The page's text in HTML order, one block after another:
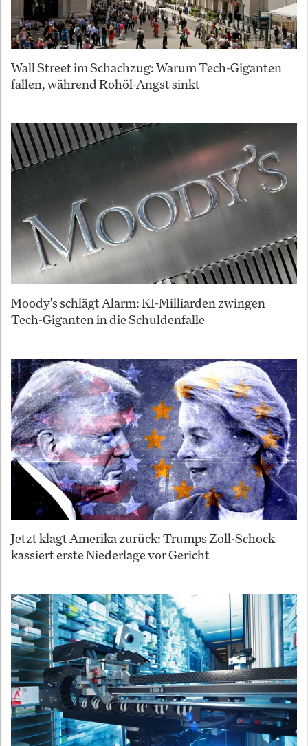
Wall Street im Schachzug: Warum Tech-Giganten
fallen, während Rohöl-Angst sinkt
Moody's schlägt Alarm: KI-Milliarden zwingen
Tech-Giganten in die Schuldenfalle
Jetzt klagt Amerika zurück: Trumps Zoll-Schock
kassiert erste Niederlage vor Gericht